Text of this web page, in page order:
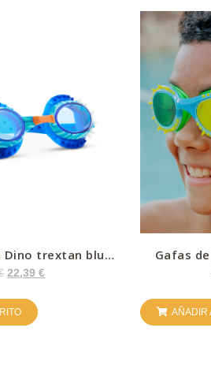
Dino trextan blue
22,39€
Gafas
AÑADIR